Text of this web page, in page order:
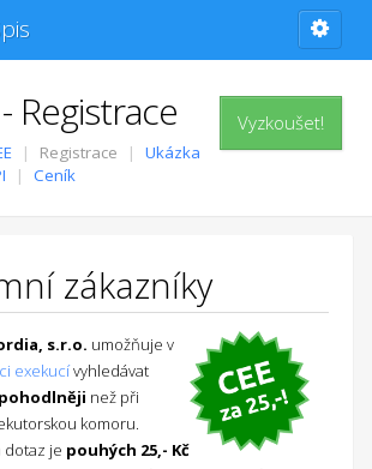
Vyzkoušet!
Registrace
Registrace
Ukázka
Ceník
zákazníky
s.r.o. umožňuje v
exekucívyhledávat
než při
komoru.
dotaz je pouhých 25,- Kč